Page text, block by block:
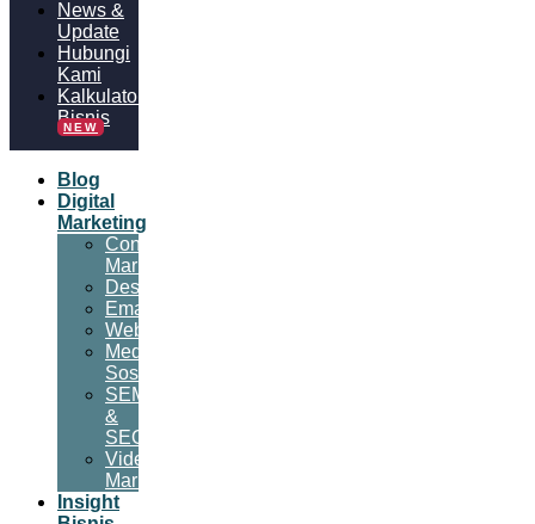
News &
Update
Hubungi
Kami
Kalkulator
Bisnis
NEW
Blog
Digital
Marketing
Content
Marketing
Desain
Email
Website
Media
Sosial
SEM
&
SEO
Video
Marketing
Insight